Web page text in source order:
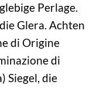
Perlage.
Glera. Achten
di Origine
di
Siegel, die